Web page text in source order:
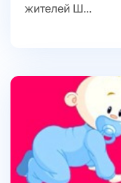
жителей Ш...